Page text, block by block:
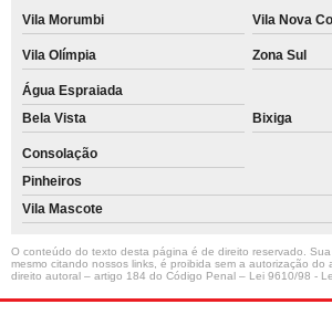
Vila Morumbi Vila Nova
Vila Olímpia Zona Sul
Água Espraiada
Bela Vista
Bixiga
Consolação
Pinheiros
Vila Mascote
O conteúdo do texto desta página é de direito reservado.
mesmo citando nossos links, é proibida sem a autorização do
direito autoral – artigo 184 do Código Penal – Lei 9610/98 -